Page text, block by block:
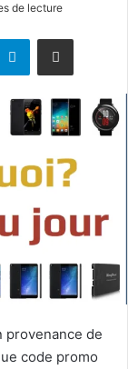
de lecture
TelegramPartagez par mail
provenance de
code promo